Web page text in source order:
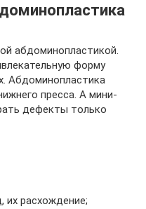
абдоминопластикой.
форму
Абдоминопластика
пресса. А мини-
дефекты только
расхождение;